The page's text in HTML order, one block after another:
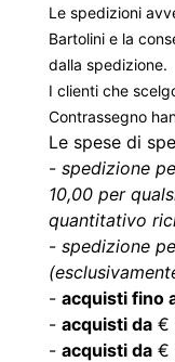
Le spedizioni
Bartolini e la
dalla spedizione.
I clienti che
Contrassegno
Le spese di
- spedizione
10,00 per
quantitativo
- spedizione
- acquisti fino
- acquisti da €
- acquisti da €